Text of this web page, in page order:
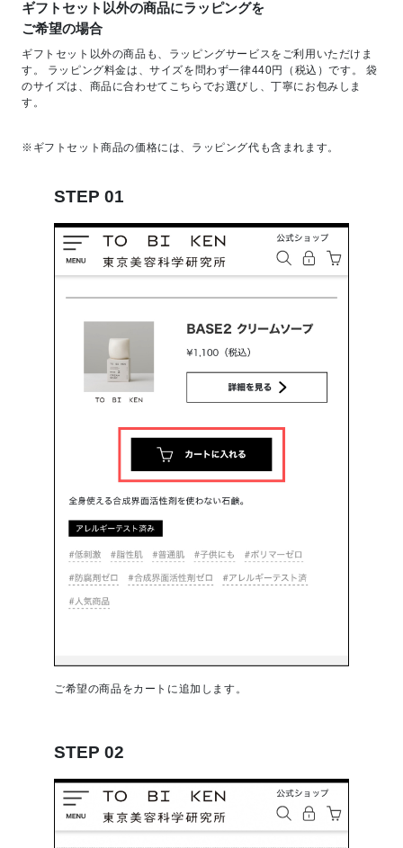
ギフトセット以外の商品にラッピングを
ご希望の場合
ギフトセット以外の商品も、ラッピングサービスをご利用いただけま
す。
ラッピング料金は、サイズを問わず一律440円（税込）です。
袋
のサイズは、商品に合わせてこちらでお選びし、丁寧にお包みしま
す。
※ギフトセット商品の価格には、ラッピング代も含まれます。
STEP 01
ご希望の商品をカートに追加します。
STEP 02